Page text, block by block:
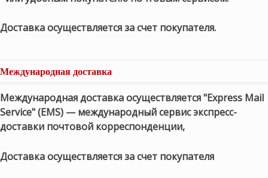
Доставка осуществляется за счет покупателя.
Международная доставка
Международная доставка осуществляется "Express Mail
Service" (EMS) — международный сервис экспресс-
доставки почтовой корреспонденции,
Доставка осуществляется за счет покупателя